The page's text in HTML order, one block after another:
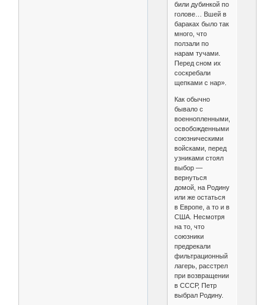
били дубинкой по
голове… Вшей в
бараках было так
много, что
ползали по
нарам тучами.
Перед сном их
соскребали
щепками с нар».
Как обычно
бывало с
военнопленными,
освобожденными
союзническими
войсками, перед
узниками стоял
выбор —
вернуться
домой, на Родину
или же остаться
в Европе, а то и в
США. Несмотря
на то, что
союзники
предрекали
фильтрационный
лагерь, расстрел
при возвращении
в СССР, Петр
выбрал Родину.